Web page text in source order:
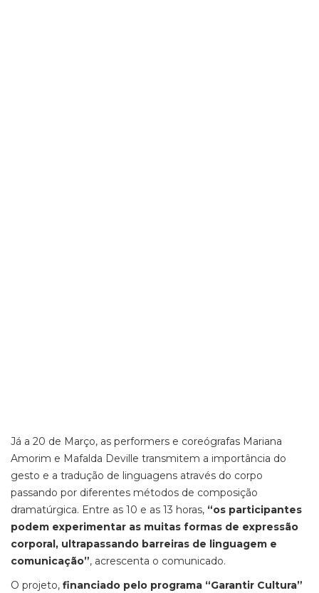
Já a 20 de Março, as performers e coreógrafas Mariana
Amorim e Mafalda Deville transmitem a importância do
gesto e a tradução de linguagens através do corpo
passando por diferentes métodos de composição
dramatúrgica. Entre as 10 e as 13 horas, “os participantes
podem experimentar as muitas formas de expressão
corporal, ultrapassando barreiras de linguagem e
comunicação”, acrescenta o comunicado.
O projeto, financiado pelo programa “Garantir Cultura”